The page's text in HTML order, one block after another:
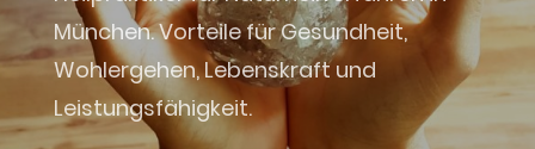
München. Vorteile für Gesundheit,
Wohlergehen, Lebenskraft und
Leistungsfähigkeit.